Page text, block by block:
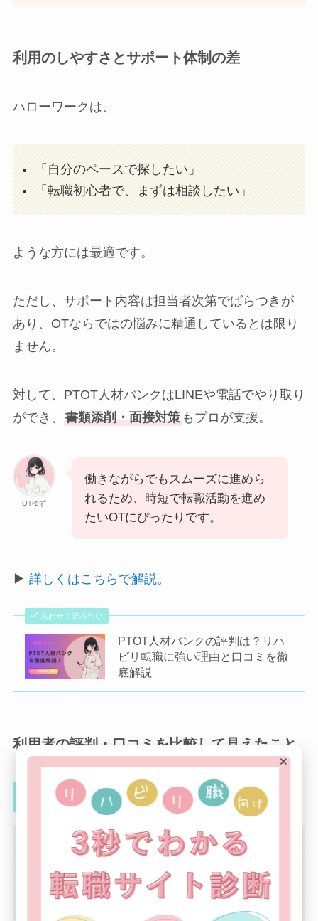
利用のしやすさとサポート体制の差
ハローワークは、
「自分のペースで探したい」
「転職初心者で、まずは相談したい」
ような方には最適です。
ただし、サポート内容は担当者次第でばらつきが
あり、OTならではの悩みに精通しているとは限り
ません。
対して、PTOT人材バンクはLINEや電話でやり取り
ができ、 書類添削・面接対策もプロが支援。
OTゆず
働きながらでもスムーズに進めら
れるため、時短で転職活動を進め
たいOTにぴったりです。
▶ 詳しくはこちらで解説。
あわせて読みたい
PTOT人材バンクの評判は？リハ
ビリ転職に強い理由と口コミを徹
底解説
利用者の評判・口コミを比較して見えたこと
PTOT人材バンクの評判
「希望条件を丁寧に聞いてくれて安心でき
た」
「求人の紹介が早く、転職がスムーズだっ
×